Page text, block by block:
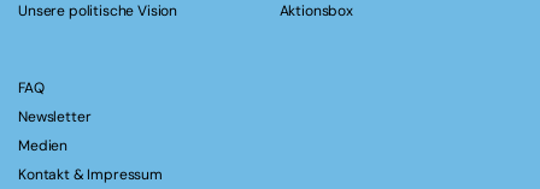
Unsere politische Vision
Aktionsbox
FAQ
Newsletter
Medien
Kontakt & Impressum